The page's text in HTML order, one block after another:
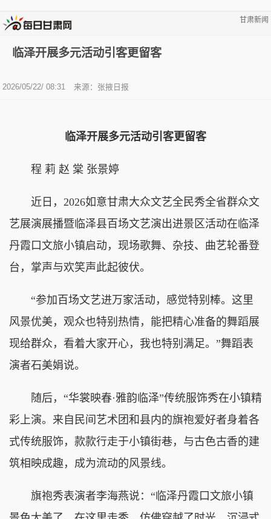
甘肃新闻
临泽开展多元活动引客更留客
2026/05/22/ 08:31 来源：张掖日报
临泽开展多元活动引客更留客
程 莉 赵 棠 张景婷
近日，2026如意甘肃大众文艺全民秀全省群众文
艺展演展播暨临泽县百场文艺演出进景区活动在临泽
丹霞口文旅小镇启动，现场歌舞、杂技、曲艺轮番登
台，掌声与欢笑声此起彼伏。
“参加百场文艺进万家活动，感觉特别棒。这里
风景优美，观众也特别热情，能把精心准备的舞蹈展
现给群众，看着大家开心，我也特别满足。”舞蹈表
演者石美娟说。
随后，“华裳映春·雅韵临泽”传统服饰秀在小镇精
彩上演。来自民间艺术团和县内的旗袍爱好者身着各
式传统服饰，款款行走于小镇街巷，与古色古香的建
筑相映成趣，成为流动的风景线。
旗袍秀表演者李海燕说：“临泽丹霞口文旅小镇